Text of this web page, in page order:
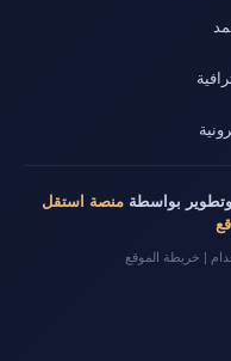
منصة استقل
| خريطة الموقع